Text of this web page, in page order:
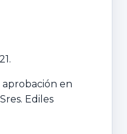
en
Ediles